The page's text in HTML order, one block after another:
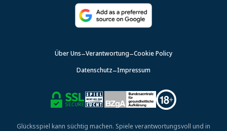
Über Uns Verantwortung Cookie Policy
Datenschutz Impressum
Glücksspiel kann süchtig machen. Spiele verantwortungsvoll und in